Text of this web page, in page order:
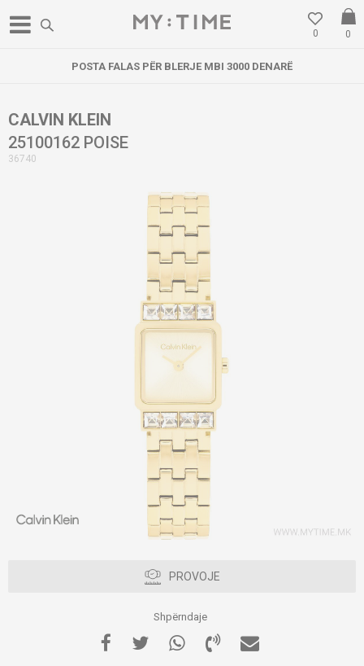
0
0
POSTA FALAS PËR BLERJE MBI 3000 DENARË
CALVIN KLEIN
25100162 POISE
36740
PROVOJE
Shpërndaje